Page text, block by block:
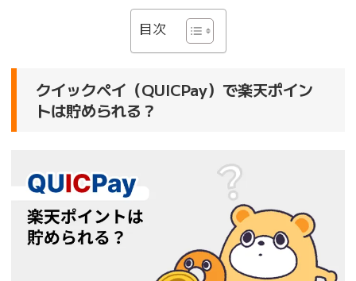
目次
クイックペイ（QUICPay）で楽天ポイン
トは貯められる？